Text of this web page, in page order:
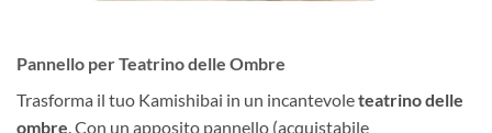
Pannello per Teatrino delle Ombre
Trasforma il tuo Kamishibai in un incantevoleteatrino delle
ombre . Con un apposito pannello (acquistabile